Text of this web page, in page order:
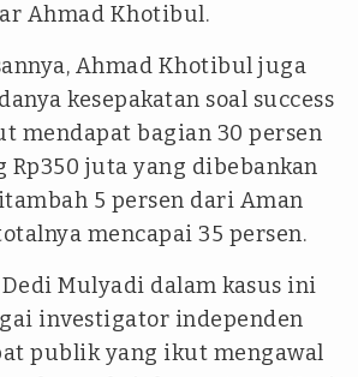
Ahmad Khotibul.
Ahmad Khotibul juga
kesepakatan soal success
mendapat bagian 30 persen
juta yang dibebankan
5 persen dari Aman
mencapai 35 persen.
Mulyadi dalam kasus ini
investigator independen
publik yang ikut mengawal